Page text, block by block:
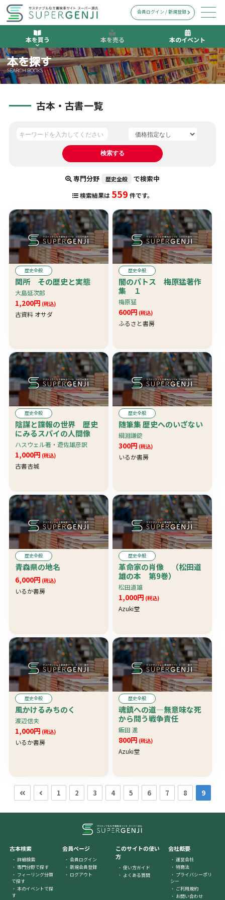
本を買う 本を売る 本のイベント
会員ログイン / 新規登録
本を探す
SEARCH BOOKS
古本・古書一覧
専門分野 歴史全般 で検索中
検索結果は 559 件です。
歴史全般
関所 その歴史と実態
大島延次郎
1,200円 (税込)
古資料 オサダ
歴史全般
闇のパトス 梅原猛著作
集 １
梅原猛
600円 (税込)
ふるさと書房
歴史全般
陰謀と諜報の世界 歴史
にみるスパイの人間像
ハスウェル著・遊佐雄彦訳
1,000円 (税込)
古書杏城
歴史全般
随筆集 歴史へのいざない
綱淵謙錠
300円 (税込)
いるか書房
歴史全般
青森県の地名
6,000円 (税込)
いるか書房
歴史全般
革命家の肖像 （松田道
雄の本 第9巻）
松田道雄
1,000円 (税込)
Azuki堂
歴史全般
風かけるみちのく
渡辺信夫
1,000円 (税込)
いるか書房
歴史全般
魂鎮への道―無意味な死
から問う戦争責任
飯田 進
800円 (税込)
Azuki堂
1 2 3 4 5 6 7 8 9
古本検索
詳細検索
専門分野で探す
フィーリング分類
で探す
本のイベントで探
す
会員ページ
会員ログイン
新規会員登録
ログアウト
このサイトの使い
方
使い方ガイド
よくある質問
会社概要
運営会社
特商法
プライバシーポリ
シー
ご利用規約
お問い合わせ